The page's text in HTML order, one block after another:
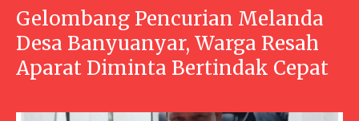
Gelombang Pencurian Melanda
Desa Banyuanyar, Warga Resah
Aparat Diminta Bertindak Cepat